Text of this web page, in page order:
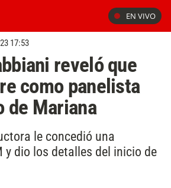
EN VIVO
17:53
reveló que
como panelista
de Mariana
le concedió una
y dio los detalles del inicio de